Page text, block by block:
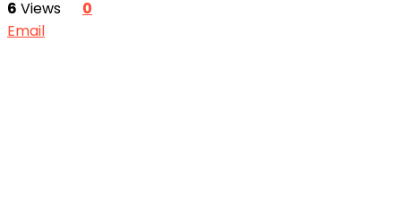
6 Views
0
Email